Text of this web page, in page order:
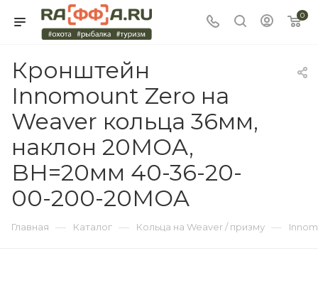
0
Кронштейн
Innomount Zero на
Weaver кольца 36мм,
наклон 20MOA,
BH=20мм 40-36-20-
00-200-20MOA
Главная — Каталог — Кольца на Weaver / призму —